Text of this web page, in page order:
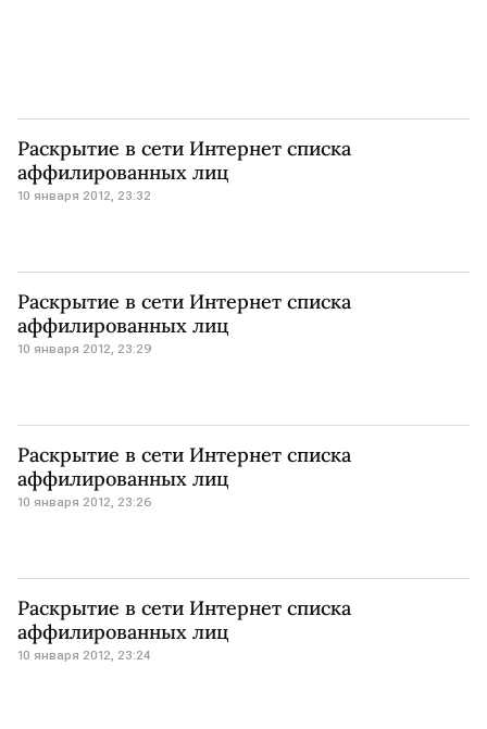
Раскрытие в сети Интернет списка
аффилированных лиц
10 января 2012, 23:32
Раскрытие в сети Интернет списка
аффилированных лиц
10 января 2012, 23:29
Раскрытие в сети Интернет списка
аффилированных лиц
10 января 2012, 23:26
Раскрытие в сети Интернет списка
аффилированных лиц
10 января 2012, 23:24